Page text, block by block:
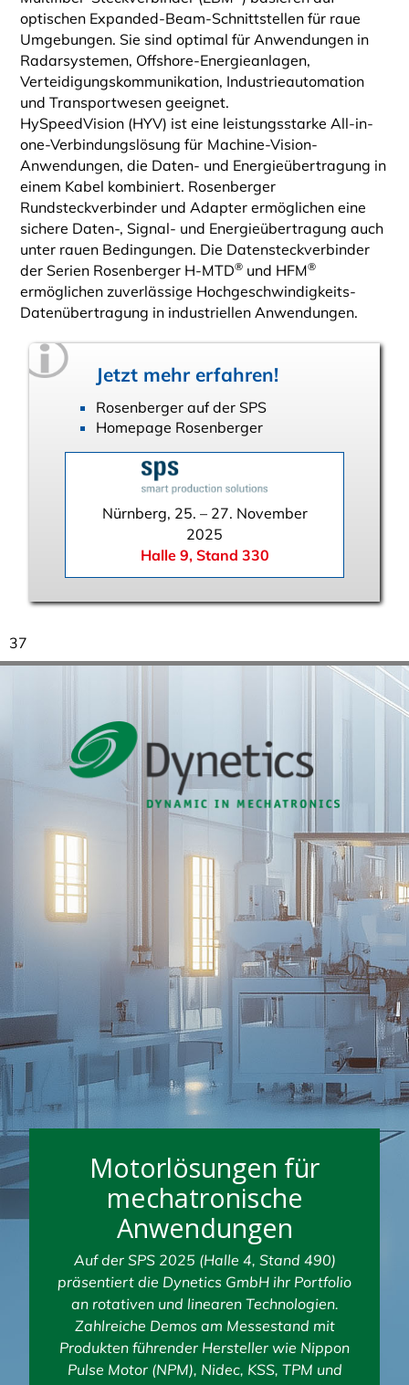
optischen Expanded-Beam-Schnittstellen für raue
Umgebungen. Sie sind optimal für Anwendungen in
Radarsystemen, Offshore-Energieanlagen,
Verteidigungskommunikation, Industrieautomation
und Transportwesen geeignet.
HySpeedVision (HYV) ist eine leistungsstarke All-in-
one-Verbindungslösung für Machine-Vision-
Anwendungen, die Daten- und Energieübertragung in
einem Kabel kombiniert. Rosenberger
Rundsteckverbinder und Adapter ermöglichen eine
sichere Daten-, Signal- und Energieübertragung auch
unter rauen Bedingungen. Die Datensteckverbinder
der Serien Rosenberger H-MTD® und HFM®
ermöglichen zuverlässige Hochgeschwindigkeits-
Datenübertragung in industriellen Anwendungen.
Jetzt mehr erfahren!
Rosenberger auf der SPS
Homepage Rosenberger
Nürnberg, 25. – 27. November
2025
Halle 9, Stand 330
37
Motorlösungen für
mechatronische
Anwendungen
Auf der SPS 2025 (Halle 4, Stand 490)
präsentiert die Dynetics GmbH ihr Portfolio
an rotativen und linearen Technologien.
Zahlreiche Demos am Messestand mit
Produkten führender Hersteller wie Nippon
Pulse Motor (NPM), Nidec, KSS, TPM und